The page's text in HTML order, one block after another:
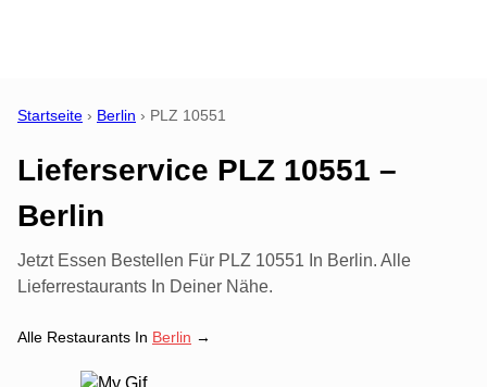
Startseite › Berlin › PLZ 10551
Lieferservice PLZ 10551 –
Berlin
Jetzt Essen Bestellen Für PLZ 10551 In Berlin. Alle
Lieferrestaurants In Deiner Nähe.
Alle Restaurants In Berlin →